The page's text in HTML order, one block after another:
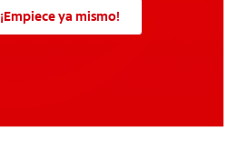
¡Empiece ya mismo!